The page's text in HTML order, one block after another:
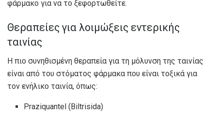
φάρμακο για να το ξεφορτωθείτε.
Θεραπείες για λοιμώξεις εντερικής
ταινίας
Η πιο συνηθισμένη θεραπεία για τη μόλυνση της ταινίας
είναι από του στόματος φάρμακα που είναι τοξικά για
τον ενήλικο ταινία, όπως:
Praziquantel (Biltrisida)